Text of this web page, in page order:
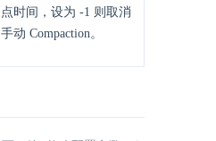
点时间，设为 -1 则取消
手动 Compaction。